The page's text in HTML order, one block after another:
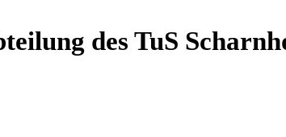
des TuS